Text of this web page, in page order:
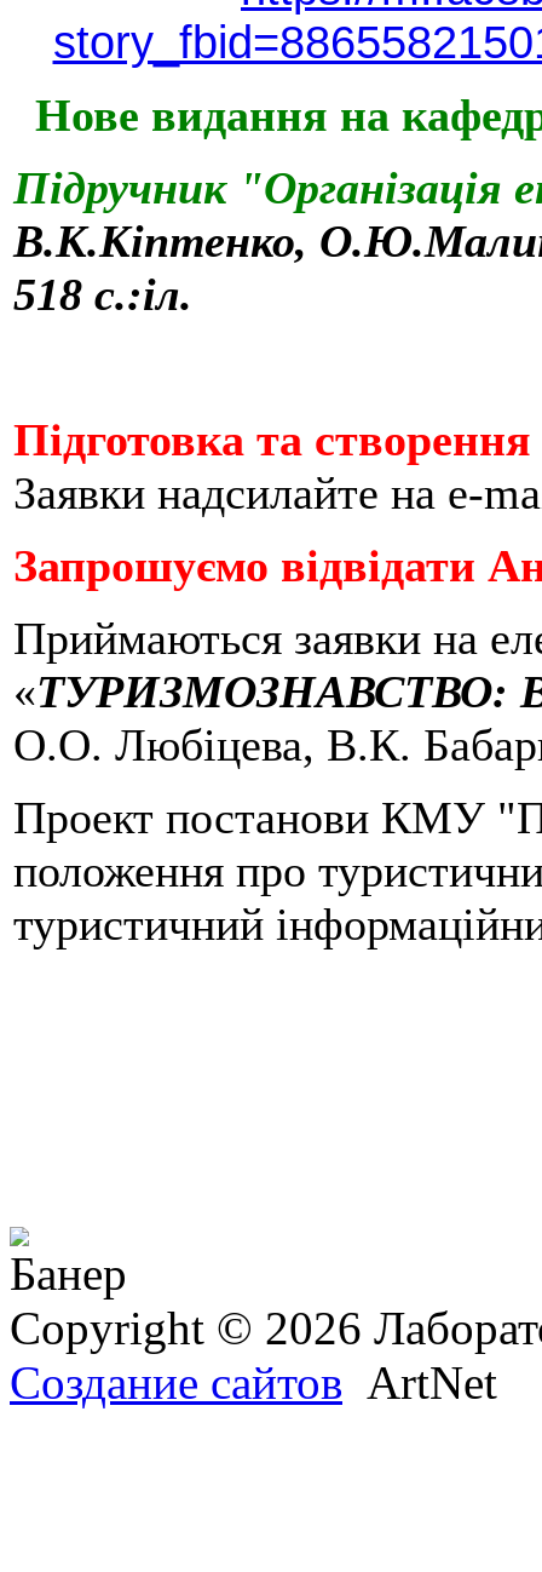
Нове видання на
Підручник "Організація
В.К.Кіптенко,
518 с.:іл.
Підготовка та
Заявки надсилайте на e-
Запрошуємо відвідати
Приймаються заявки на
«ТУРИЗМОЗНАВСТВО:
О.О. Любіцева, В.К.
Проект постанови КМУ
положення про
туристичний
Copyright © 2026
Создание сайтов ArtNet